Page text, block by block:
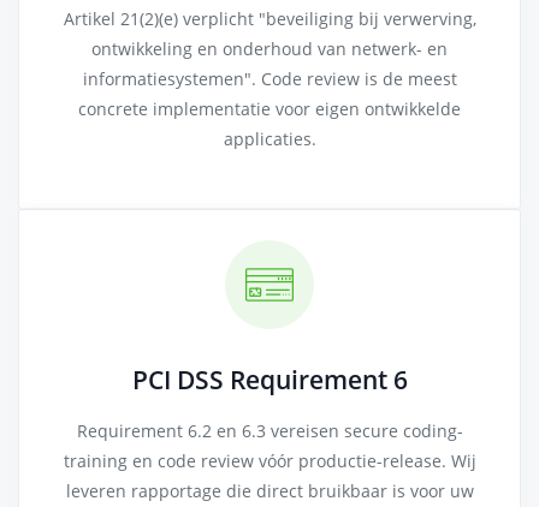
Artikel 21(2)(e) verplicht "beveiliging bij verwerving,
ontwikkeling en onderhoud van netwerk- en
informatiesystemen". Code review is de meest
concrete implementatie voor eigen ontwikkelde
applicaties.
PCI DSS Requirement 6
Requirement 6.2 en 6.3 vereisen secure coding-
training en code review vóór productie-release. Wij
leveren rapportage die direct bruikbaar is voor uw